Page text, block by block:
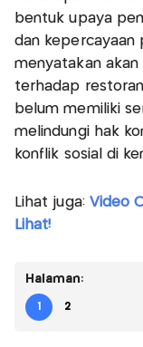
bentuk upaya
dan kepercayaan
menyatakan
terhadap
belum memiliki
melindungi hak
konflik sosial di
Lihat juga: Video
Lihat!
Halaman:
1 2